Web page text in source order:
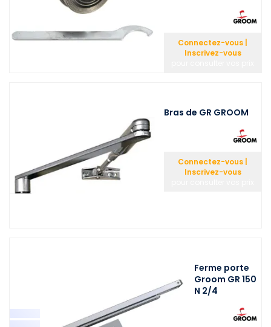
Connectez-vous |
Inscrivez-vous
Bras de GR GROOM
Connectez-vous |
Inscrivez-vous
Ferme porte
Groom GR 150
N 2/4